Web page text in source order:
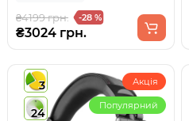
₴4199 грн. -28 %
₴3024 грн.
3
24
Акція
Популярний